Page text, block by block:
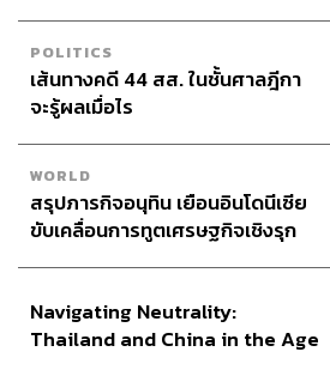
POLITICS
เส้นทางคดี 44 สส. ในชั้นศาลฎีกา
จะรู้ผลเมื่อไร
WORLD
สรุปภารกิจอนุทิน เยือนอินโดนีเซีย
ขับเคลื่อนการทูตเศรษฐกิจเชิงรุก
Navigating Neutrality:
Thailand and China in the Age